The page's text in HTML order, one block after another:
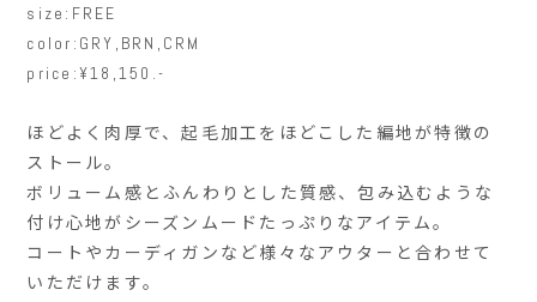
size:FREE
color:GRY,BRN,CRM
price:¥18,150.-
ほどよく肉厚で、起毛加工をほどこした編地が特徴の
ストール。
ボリューム感とふんわりとした質感、包み込むような
付け心地がシーズンムードたっぷりなアイテム。
コートやカーディガンなど様々なアウターと合わせて
いただけます。